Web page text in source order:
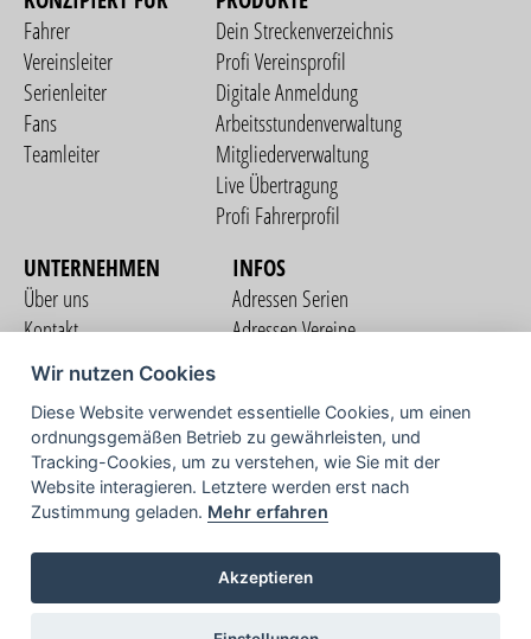
Fahrer
Vereinsleiter
Serienleiter
Fans
Teamleiter
Dein Streckenverzeichnis
Profi Vereinsprofil
Digitale Anmeldung
Arbeitsstundenverwaltung
Mitgliederverwaltung
Live Übertragung
Profi Fahrerprofil
UNTERNEHMEN
Über uns
Kontakt
Nutzungsbedingungen
Datenschutzerklärung
Impressum
INFOS
Adressen Serien
Adressen Vereine
COMMUNITY
TV
Wir nutzen Cookies
Diese Website verwendet essentielle Cookies, um einen
ordnungsgemäßen Betrieb zu gewährleisten, und
Tracking-Cookies, um zu verstehen, wie Sie mit der
Website interagieren. Letztere werden erst nach
Zustimmung geladen. Mehr erfahren
Akzeptieren